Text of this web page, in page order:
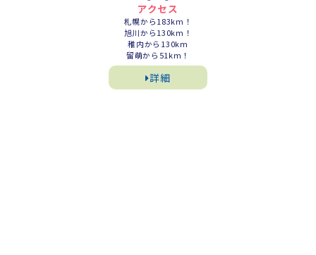
アクセス
札幌から183km！
旭川から130km！
稚内から130km
留萌から51km！
詳細